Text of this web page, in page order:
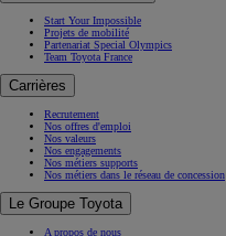
Start Your Impossible
Projets de mobilité
Partenariat Special Olympics
Team Toyota France
Carrières
Recrutement
Nos offres d'emploi
Nos valeurs
Nos engagements
Nos métiers supports
Nos métiers dans le réseau de concession
Le Groupe Toyota
A propos de nous